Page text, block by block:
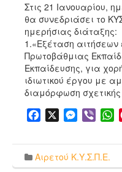
Στις 21 Ιανουαρίου,
θα συνεδριάσει το
ημερήσιας διάταξης:
1.«Εξέταση αιτήσεων
Πρωτοβάθμιας
Εκπαίδευσης, για
ιδιωτικού έργου με
διαμόρφωση
Facebook Viber
Αιρετού Κ.Υ.Σ.Π.Ε.